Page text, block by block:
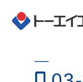
会社案内